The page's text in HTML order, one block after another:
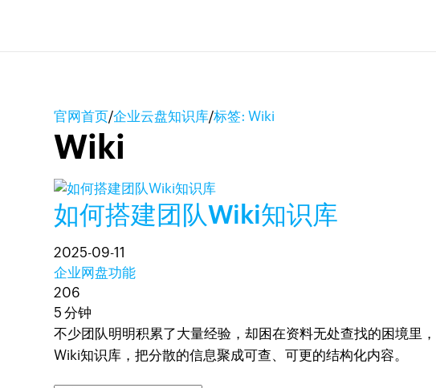
官网首页/企业云盘知识库/标签: Wiki
Wiki
如何搭建团队Wiki知识库
2025-09-11
企业网盘功能
206
5 分钟
不少团队明明积累了大量经验，却困在资料无处查找的困境里
Wiki知识库，把分散的信息聚成可查、可更的结构化内容。